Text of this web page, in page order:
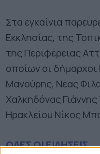
Στα εγκαίνια
Εκκλησίας, της
της Περιφέρειας
οποίων οι
Μανούρης, Νέας
Χαλκηδόνας
Ηρακλείου Νίκος
ΟΛΕΣ ΟΙ ΕΙΔΗΣΕΙΣ